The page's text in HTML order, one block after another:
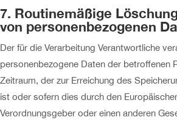
7. Routinemäßige
von personenbezogenen
Der für die Verarbeitung Verantwortliche
personenbezogene Daten der betroffenen
Zeitraum, der zur Erreichung des
ist oder sofern dies durch den
Verordnungsgeber oder einen anderen